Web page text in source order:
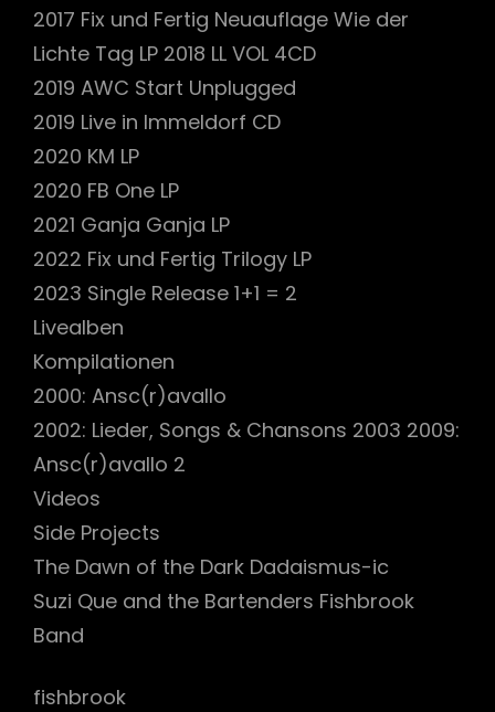
2017 Fix und Fertig Neuauflage Wie der
Lichte Tag LP 2018 LL VOL 4CD
2019 AWC Start Unplugged
2019 Live in Immeldorf CD
2020 KM LP
2020 FB One LP
2021 Ganja Ganja LP
2022 Fix und Fertig Trilogy LP
2023 Single Release 1+1 = 2
Livealben
Kompilationen
2000: Ansc(r)avallo
2002: Lieder, Songs & Chansons 2003 2009:
Ansc(r)avallo 2
Videos
Side Projects
The Dawn of the Dark Dadaismus-ic
Suzi Que and the Bartenders Fishbrook
Band
fishbrook